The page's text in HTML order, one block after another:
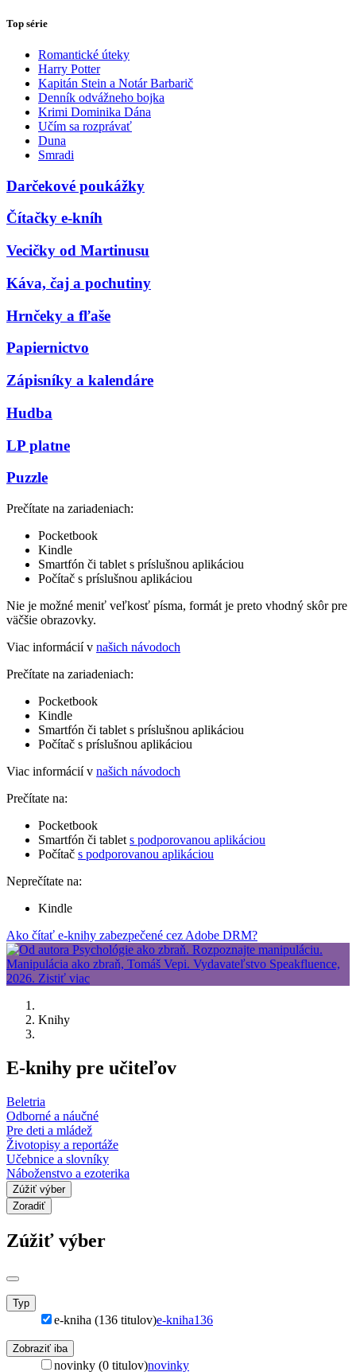
Top série
Romantické úteky
Harry Potter
Kapitán Stein a Notár Barbarič
Denník odvážneho bojka
Krimi Dominika Dána
Učím sa rozprávať
Duna
Smradi
Darčekové poukážky
Čítačky e-kníh
Vecičky od Martinusu
Káva, čaj a pochutiny
Hrnčeky a fľaše
Papiernictvo
Zápisníky a kalendáre
Hudba
LP platne
Puzzle
Prečítate na zariadeniach:
Pocketbook
Kindle
Smartfón či tablet s príslušnou aplikáciou
Počítač s príslušnou aplikáciou
Nie je možné meniť veľkosť písma, formát je preto vhodný skôr pre
väčšie obrazovky.
Viac informácií v našich návodoch
Prečítate na zariadeniach:
Pocketbook
Kindle
Smartfón či tablet s príslušnou aplikáciou
Počítač s príslušnou aplikáciou
Viac informácií v našich návodoch
Prečítate na:
Pocketbook
Smartfón či tablet s podporovanou aplikáciou
Počítač s podporovanou aplikáciou
Neprečítate na:
Kindle
Ako čítať e-knihy zabezpečené cez Adobe DRM?
Knihy
E-knihy pre učiteľov
Beletria
Odborné a náučné
Pre deti a mládež
Životopisy a reportáže
Učebnice a slovníky
Náboženstvo a ezoterika
Zúžiť výber
Zoradiť
Zúžiť výber
Typ
e-kniha (136 titulov)e-kniha136
Zobraziť iba
novinky (0 titulov)novinky